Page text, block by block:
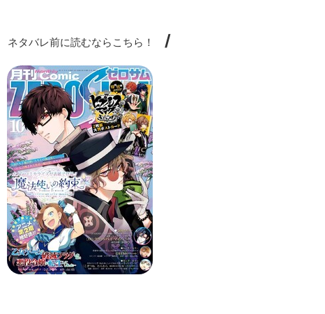
ネタバレ前に読むならこちら！ /